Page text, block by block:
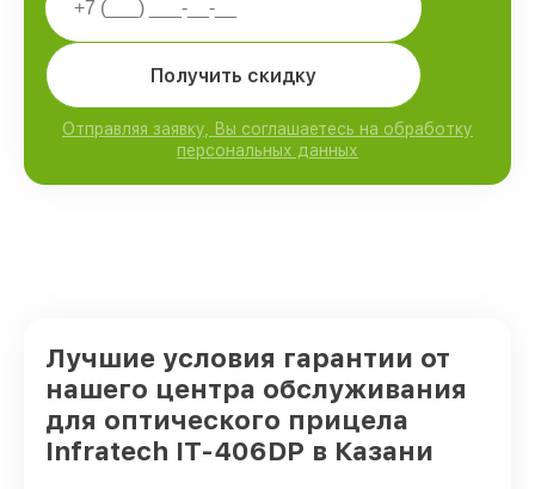
Получить скидку
Отправляя заявку, Вы соглашаетесь на обработку
персональных данных
Лучшие условия гарантии от
нашего центра обслуживания
для оптического прицела
Infratech IT-406DP в Казани